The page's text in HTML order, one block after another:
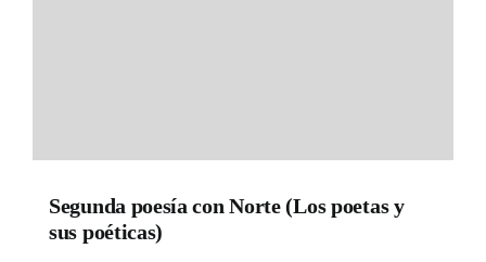
Segunda poesía con Norte (Los poetas y
sus poéticas)